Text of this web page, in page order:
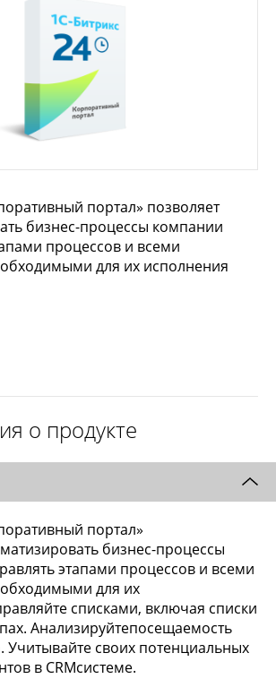
портал» позволяет
бизнес-процессы компании
процессов и всеми
для их исполнения
о продукте
портал»
бизнес-процессы
этапами процессов и всеми
для их
списками, включая списки
Анализируйтепосещаемость
Учитывайте своих потенциальных
в CRMсистеме.